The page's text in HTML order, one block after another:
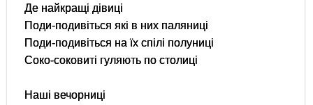
Де найкращі дівиці
Поди-подивіться які в них паляниці
Поди-подивіться на їх спілі полуниці
Соко-соковиті гуляють по столиці
Наші вечорниці